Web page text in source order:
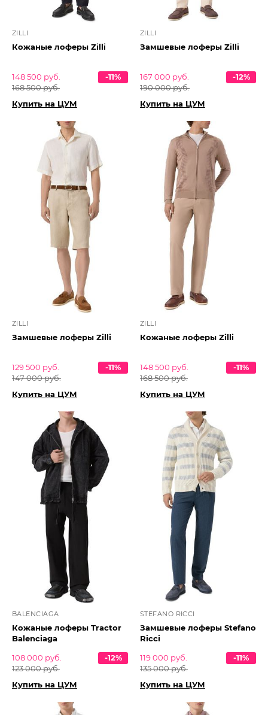
ZILLI
Кожаные лоферы Zilli
148 500 руб.
168 500 руб.
-11%
Купить на ЦУМ
ZILLI
Замшевые лоферы Zilli
167 000 руб.
190 000 руб.
-12%
Купить на ЦУМ
ZILLI
Замшевые лоферы Zilli
129 500 руб.
147 000 руб.
-11%
Купить на ЦУМ
ZILLI
Кожаные лоферы Zilli
148 500 руб.
168 500 руб.
-11%
Купить на ЦУМ
BALENCIAGA
Кожаные лоферы Tractor
Balenciaga
108 000 руб.
123 000 руб.
-12%
Купить на ЦУМ
STEFANO RICCI
Замшевые лоферы Stefano
Ricci
119 000 руб.
135 000 руб.
-11%
Купить на ЦУМ